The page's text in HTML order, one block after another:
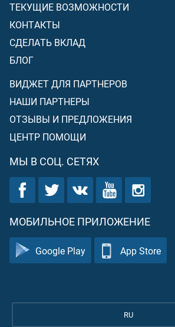
ТЕКУЩИЕ ВОЗМОЖНОСТИ
КОНТАКТЫ
СДЕЛАТЬ ВКЛАД
БЛОГ
ВИДЖЕТ ДЛЯ ПАРТНЕРОВ
НАШИ ПАРТНЕРЫ
ОТЗЫВЫ И ПРЕДЛОЖЕНИЯ
ЦЕНТР ПОМОЩИ
МЫ В СОЦ. СЕТЯХ
МОБИЛЬНОЕ ПРИЛОЖЕНИЕ
Google Play App Store
RU